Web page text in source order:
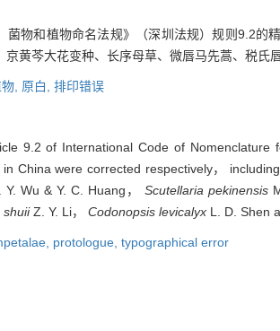
菌物和植物命名法规》（深圳法规）规则9.2的
京黄芩大花变种、长序母草、微唇马先蒿、税氏
, 原白, 排印错误
9.2 of International Code of
in China were corrected respectively，
Y. Wu & Y. C. Huang， Scutellaria pekinensis
shuiiZ. Y. Li， Codonopsis levicalyx L. D. Shen
protologue, typographical error